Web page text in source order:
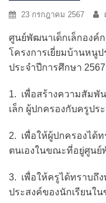
23 กรกฎาคม 2567
ศูนย์พัฒนาเด็กเล็กองค์
โครงการเยี่ยมบ้านหนู
ประจำปีการศึกษา
1. เพื่อสร้างความสัมพั
เล็ก ผู้ปกครองกับครูปร
2. เพื่อให้ผู้ปกครองได้
ตนเองในขณะที่อยู่ศูนย์
3. เพื่อให้ครูได้ทราบถึ
ประสงค์ของนักเรียนใ